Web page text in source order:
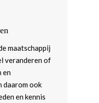
maatschappij
veranderen of
en
daarom ook
en kennis